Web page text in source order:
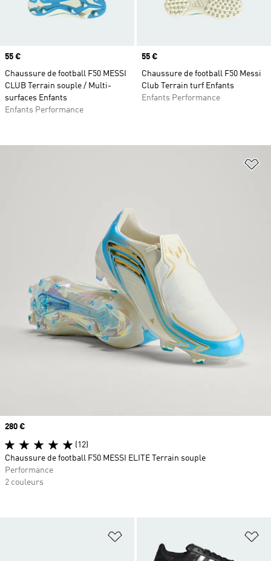
Prix
55 €
Chaussure de football F50 MESSI
CLUB Terrain souple / Multi-
surfaces Enfants
Enfants Performance
Prix
55 €
Chaussure de football F50 Messi
Club Terrain turf Enfants
Enfants Performance
Ajouter à la Liste de produits
Prix
280 €
(12)
Chaussure de football F50 MESSI ELITE Terrain souple
Performance
2 couleurs